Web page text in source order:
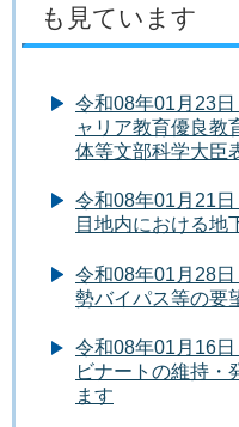
も見ています
令和08年01月23
ャリア教育優良教
体等文部科学大臣
令和08年01月21
目地内における地
令和08年01月28
勢バイパス等の要
令和08年01月16
ビナートの維持・
ます